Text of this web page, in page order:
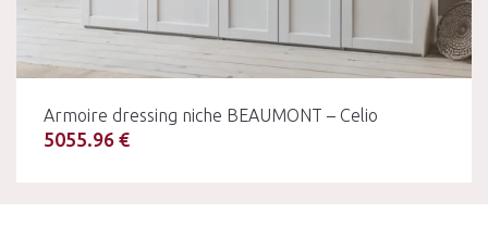
Armoire dressing niche BEAUMONT – Celio
5055.96 €